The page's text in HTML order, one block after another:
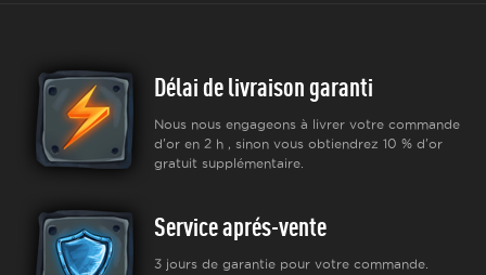
Délai de livraison garanti
Nous nous engageons à livrer votre commande
d'or en 2 h , sinon vous obtiendrez 10 % d'or
gratuit supplémentaire.
Service aprés-vente
3 jours de garantie pour votre commande.